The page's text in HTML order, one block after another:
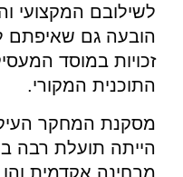
לשילובם המקצועי
הובעה גם שאיפתם
זכויות במוסד
התוכנית המקורי.
מסקנת המחקר
הייתה תועלת רבה
מבחינה אקדמית